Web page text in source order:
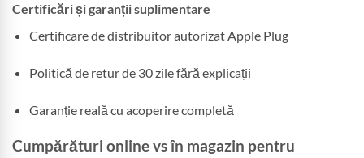
Certificări și garanții suplimentare
Certificare de distribuitor autorizat Apple Plug
Politică de retur de 30 zile fără explicații
Garanție reală cu acoperire completă
Cumpărături online vs în magazin pentru